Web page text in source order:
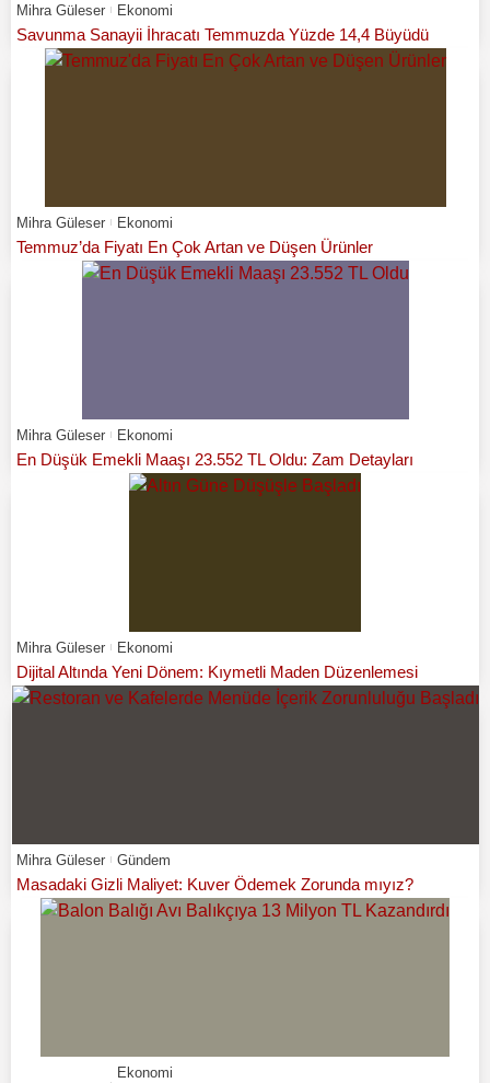
Mihra Güleser Ekonomi
Savunma Sanayii İhracatı Temmuzda Yüzde 14,4 Büyüdü
Mihra Güleser Ekonomi
Temmuz’da Fiyatı En Çok Artan ve Düşen Ürünler
Mihra Güleser Ekonomi
En Düşük Emekli Maaşı 23.552 TL Oldu: Zam Detayları
Mihra Güleser Ekonomi
Dijital Altında Yeni Dönem: Kıymetli Maden Düzenlemesi
Mihra Güleser Gündem
Masadaki Gizli Maliyet: Kuver Ödemek Zorunda mıyız?
Ekonomi